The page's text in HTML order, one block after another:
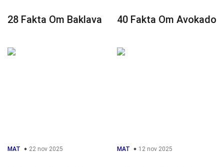
28 Fakta Om Baklava 40 Fakta Om Avokado
MAT 22 nov 2025 MAT 12 nov 2025